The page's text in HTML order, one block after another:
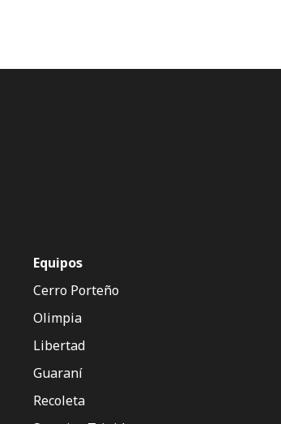
Equipos
Cerro Porteño
Olimpia
Libertad
Guaraní
Recoleta